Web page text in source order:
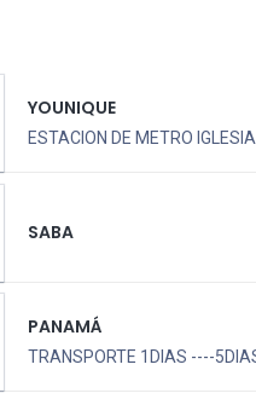
YOUNIQUE
ESTACION DE METRO
SABA
PANAMÁ
TRANSPORTE 1DIAS ----